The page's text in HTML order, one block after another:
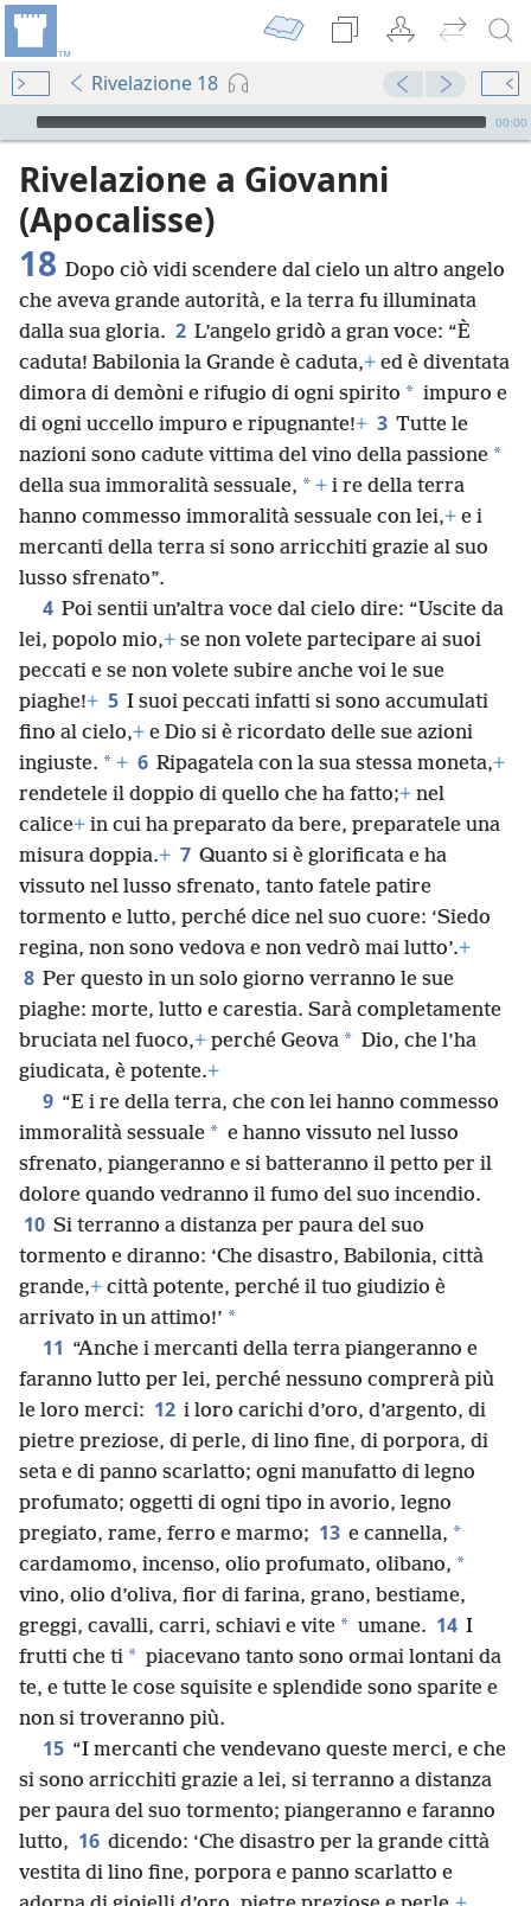
Rivelazione 18
Audio Player
00:00
Rivelazione a Giovanni
(Apocalisse)
18 Dopo ciò vidi scendere dal cielo un altro angelo
che aveva grande autorità, e la terra fu illuminata
dalla sua gloria. 2 L’angelo gridò a gran voce: “È
caduta! Babilonia la Grande è caduta,+ ed è diventata
dimora di demòni e rifugio di ogni spirito * impuro e
di ogni uccello impuro e ripugnante!+ 3 Tutte le
nazioni sono cadute vittima del vino della passione *
della sua immoralità sessuale, * + i re della terra
hanno commesso immoralità sessuale con lei,+ e i
mercanti della terra si sono arricchiti grazie al suo
lusso sfrenato”.
4 Poi sentii un’altra voce dal cielo dire: “Uscite da
lei, popolo mio,+ se non volete partecipare ai suoi
peccati e se non volete subire anche voi le sue
piaghe!+ 5 I suoi peccati infatti si sono accumulati
fino al cielo,+ e Dio si è ricordato delle sue azioni
ingiuste. * + 6 Ripagatela con la sua stessa moneta,+
rendetele il doppio di quello che ha fatto;+ nel
calice+ in cui ha preparato da bere, preparatele una
misura doppia.+ 7 Quanto si è glorificata e ha
vissuto nel lusso sfrenato, tanto fatele patire
tormento e lutto, perché dice nel suo cuore: ‘Siedo
regina, non sono vedova e non vedrò mai lutto’.+
8 Per questo in un solo giorno verranno le sue
piaghe: morte, lutto e carestia. Sarà completamente
bruciata nel fuoco,+ perché Geova * Dio, che l’ha
giudicata, è potente.+
9 “E i re della terra, che con lei hanno commesso
immoralità sessuale * e hanno vissuto nel lusso
sfrenato, piangeranno e si batteranno il petto per il
dolore quando vedranno il fumo del suo incendio.
10 Si terranno a distanza per paura del suo
tormento e diranno: ‘Che disastro, Babilonia, città
grande,+ città potente, perché il tuo giudizio è
arrivato in un attimo!’ *
11 “Anche i mercanti della terra piangeranno e
faranno lutto per lei, perché nessuno comprerà più
le loro merci: 12 i loro carichi d’oro, d’argento, di
pietre preziose, di perle, di lino fine, di porpora, di
seta e di panno scarlatto; ogni manufatto di legno
profumato; oggetti di ogni tipo in avorio, legno
pregiato, rame, ferro e marmo; 13 e cannella, *
cardamomo, incenso, olio profumato, olibano, *
vino, olio d’oliva, fior di farina, grano, bestiame,
greggi, cavalli, carri, schiavi e vite * umane. 14 I
frutti che ti * piacevano tanto sono ormai lontani da
te, e tutte le cose squisite e splendide sono sparite e
non si troveranno più.
15 “I mercanti che vendevano queste merci, e che
si sono arricchiti grazie a lei, si terranno a distanza
per paura del suo tormento; piangeranno e faranno
lutto, 16 dicendo: ‘Che disastro per la grande città
vestita di lino fine, porpora e panno scarlatto e